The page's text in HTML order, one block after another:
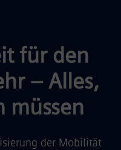
für den
– Alles,
müssen
der Mobilität